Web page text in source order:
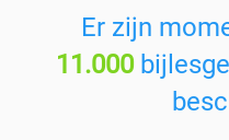
a
k
Er zijn
11.000